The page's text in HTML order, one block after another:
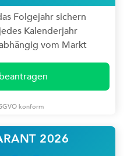
Folgejahr sichern
Kalenderjahr
vom Markt
konform
2026